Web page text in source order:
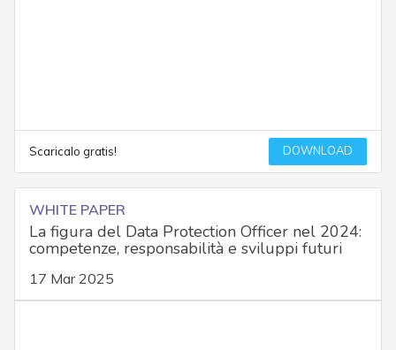
Scaricalo gratis! DOWNLOAD
WHITE PAPER
La figura del Data Protection Officer nel 2024:
competenze, responsabilità e sviluppi futuri
17 Mar 2025